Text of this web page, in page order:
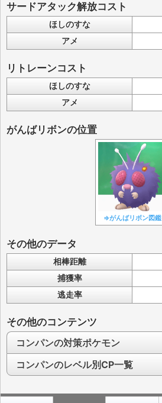
サードアタック解放コスト
ほしのすな
アメ
リトレーンコスト
ほしのすな
アメ
がんばリボンの位置
⇒がんばリボン図鑑
その他のデータ
相棒距離
捕獲率
逃走率
その他のコンテンツ
コンパンの対策ポケモン
コンパンのレベル別CP一覧